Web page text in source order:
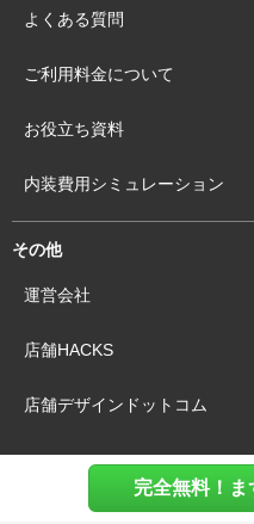
完全無料！
よくある質問
ご利用料金について
お役立ち資料
内装費用シミュレーション
その他
運営会社
店舗HACKS
店舗デザインドットコム